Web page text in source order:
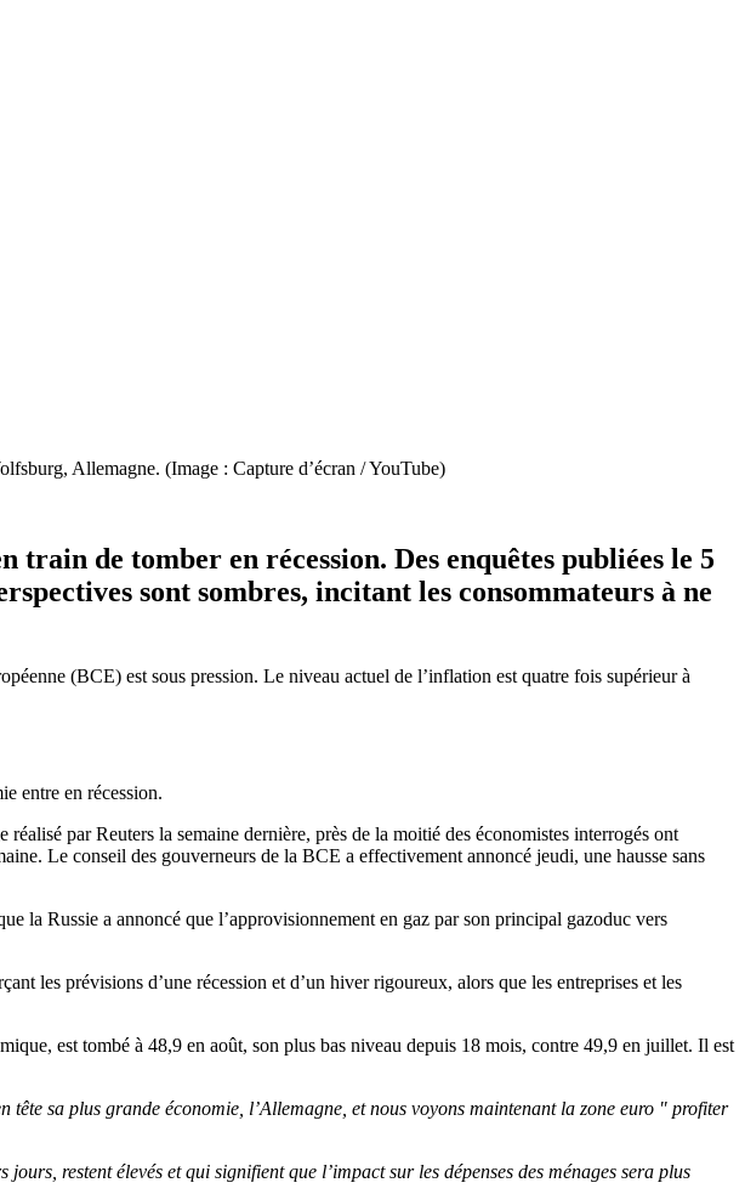
Allemagne. (Image : Capture d’écran / YouTube)
train de tomber en récession. Des enquêtes publiées le 5
sont sombres, incitant les consommateurs à ne
(BCE) est sous pression. Le niveau actuel de l’inflation est quatre fois supérieur à
entre en récession.
par Reuters la semaine dernière, près de la moitié des économistes interrogés ont
Le conseil des gouverneurs de la BCE a effectivement annoncé jeudi, une hausse sans
la Russie a annoncé que l’approvisionnement en gaz par son principal gazoduc vers
les prévisions d’une récession et d’un hiver rigoureux, alors que les entreprises et les
est tombé à 48,9 en août, son plus bas niveau depuis 18 mois, contre 49,9 en juillet. Il est
sa plus grande économie, l’Allemagne, et nous voyons maintenant la zone euro " profiter
restent élevés et qui signifient que l’impact sur les dépenses des ménages sera plus